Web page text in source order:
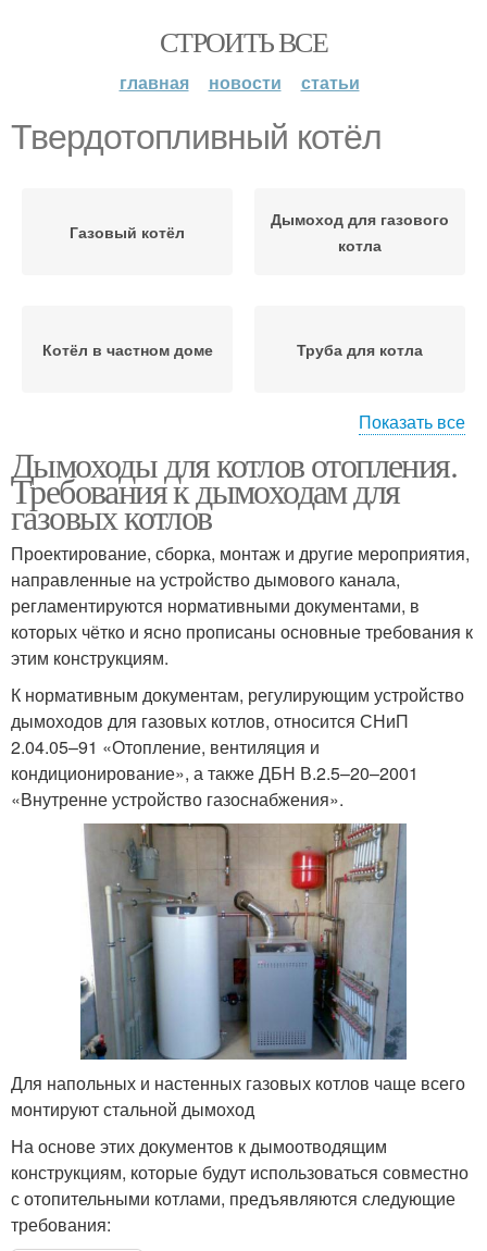
СТРОИТЬ ВСЕ
главная новости статьи
Твердотопливный котёл
Газовый котёл
Дымоход для газового
котла
Котёл в частном доме Труба для котла
котла
Котёл из нержавейки
Дымоходы для
газового котла
Дом для газового котла
Показать все
Дымоходы для котлов отопления.
Требования к дымоходам для
газовых котлов
Проектирование, сборка, монтаж и другие мероприятия,
направленные на устройство дымового канала,
регламентируются нормативными документами, в
которых чётко и ясно прописаны основные требования к
этим конструкциям.
К нормативным документам, регулирующим устройство
дымоходов для газовых котлов, относится СНиП
2.04.05–91 «Отопление, вентиляция и
кондиционирование», а также ДБН В.2.5–20–2001
«Внутренне устройство газоснабжения».
Для напольных и настенных газовых котлов чаще всего
монтируют стальной дымоход
На основе этих документов к дымоотводящим
конструкциям, которые будут использоваться совместно
с отопительными котлами, предъявляются следующие
требования: